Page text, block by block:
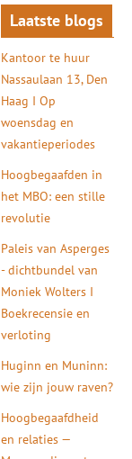
Laatste blogs
Kantoor te huur
Nassaulaan 13, Den
Haag I Op
woensdag en
vakantieperiodes
Hoogbegaafden in
het MBO: een stille
revolutie
Paleis van Asperges
- dichtbundel van
Moniek Wolters I
Boekrecensie en
verloting
Huginn en Muninn:
wie zijn jouw raven?
Hoogbegaafdheid
en relaties —